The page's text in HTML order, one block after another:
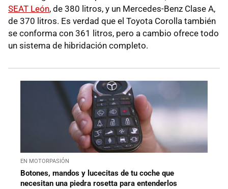
SEAT León, de 380 litros, y un Mercedes-Benz Clase A,
de 370 litros. Es verdad que el Toyota Corolla también
se conforma con 361 litros, pero a cambio ofrece todo
un sistema de hibridación completo.
EN MOTORPASIÓN
Botones, mandos y lucecitas de tu coche que
necesitan una piedra rosetta para entenderlos